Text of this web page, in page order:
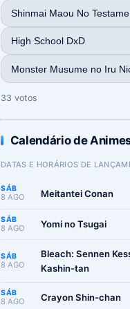
Shinmai Maou No
High School DxD
Monster Musume no Iru
33 votos
Calendário de
DATAS E HORÁRIOS DE
SÁB
8 AGO Meitantei Conan
SÁB
8 AGO Yomi no Tsugai
SÁB
8 AGO
Bleach: Sennen
Kashin-tan
SÁB
8 AGO Crayon Shin-chan